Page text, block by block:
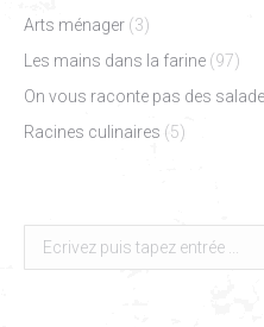
Arts ménager (3)
Les mains dans la farine (97)
On vous raconte pas des
Racines culinaires (5)
Search: